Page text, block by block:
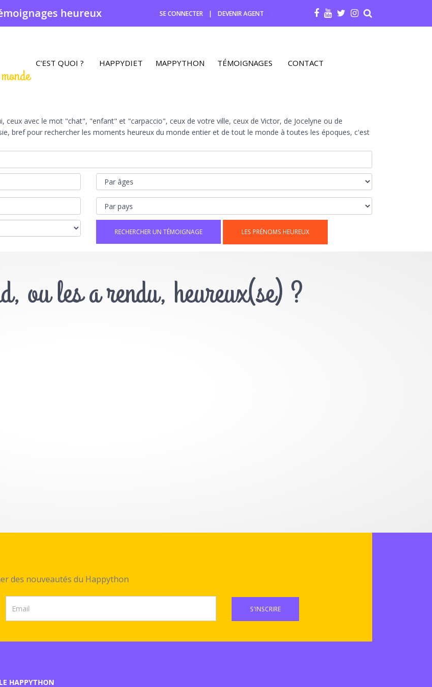
heureux SE CONNECTER | DEVENIR AGENT
C'EST QUOI ? HAPPYDIET MAPPYTHON TÉMOIGNAGES CONTACT
ceux avec le mot "chat", "enfant" et "carpaccio", ceux de votre ville, ceux de Victor, de Jocelyne ou de
bref pour rechercher les moments heureux du monde entier et de tout le monde à toutes les époques, c'est
LES PRÉNOMS HEUREUX
ou les a rendu, heureux(se) ?
des nouveautés du Happython
S'INSCRIRE
LE HAPPYTHON